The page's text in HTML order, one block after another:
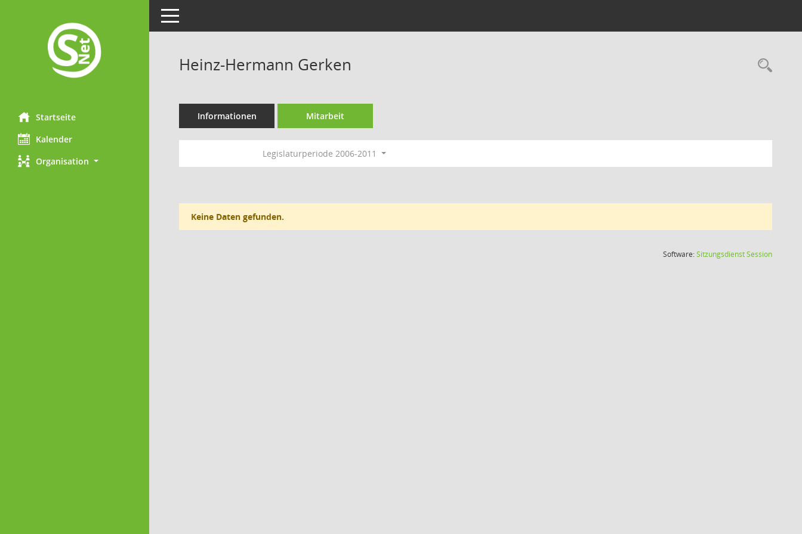
Startseite
Kalender
Organisation
Toggle navigation
Heinz-Hermann Gerken
Informationen Mitarbeit
Legislaturperiode 2006-2011
Keine Daten gefunden.
Software:SitzungsdienstSession(Wird in